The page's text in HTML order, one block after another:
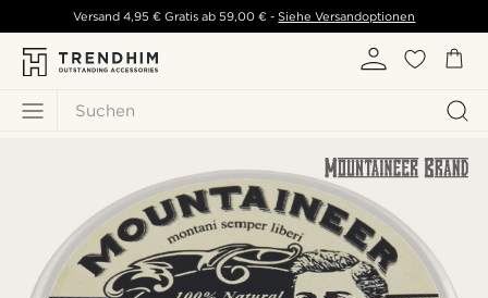
Suchen
Versand 4,95 € Gratis ab 59,00 € - Siehe Versandoptionen